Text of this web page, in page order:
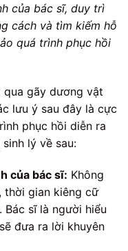
của bác sĩ, duy trì
cách và tìm kiếm hỗ
quá trình phục hồi
gãy dương vật
lưu ý sau đây là cực
phục hồi diễn ra
lý về sau:
của bác sĩ: Không
gian kiêng cữ
sĩ là người hiểu
đưa ra lời khuyên